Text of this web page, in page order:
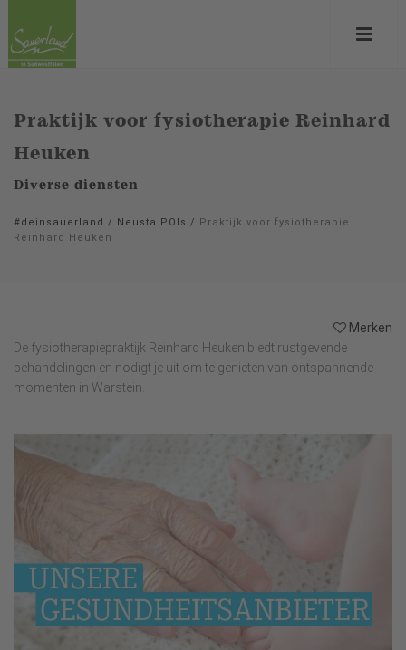
Praktijk voor fysiotherapie Reinhard
Heuken
Diverse diensten
#deinsauerland / Neusta POIs / Praktijk voor fysiotherapie
Reinhard Heuken
Merken
De fysiotherapiepraktijk Reinhard Heuken biedt rustgevende
behandelingen en nodigt je uit om te genieten van ontspannende
momenten in Warstein.